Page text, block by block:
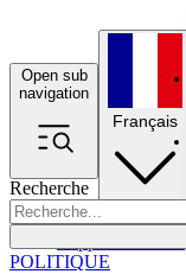
Open sub
navigation
Recherche
Français
POLITIQUE